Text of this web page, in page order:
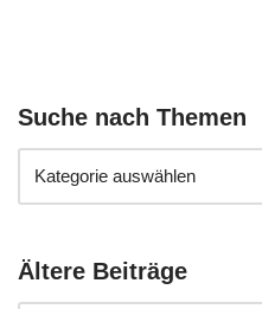
Suche nach Themen
Ältere Beiträge